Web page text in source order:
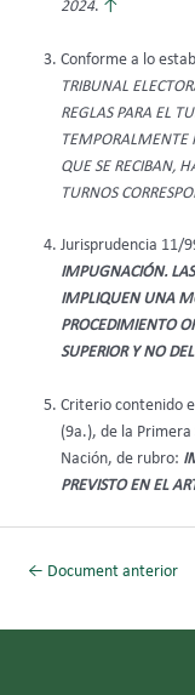
2024. ↑
Conforme a lo
TRIBUNAL
REGLAS PARA EL
TEMPORALMENTE
QUE SE RECIBAN,
TURNOS
Jurisprudencia 11/
IMPUGNACIÓN.
IMPLIQUEN UNA
PROCEDIMIENTO
SUPERIOR Y NO
Criterio contenido
(9a.), de la Primera
Nación, de rubro:
PREVISTO EN EL
← Document anterior